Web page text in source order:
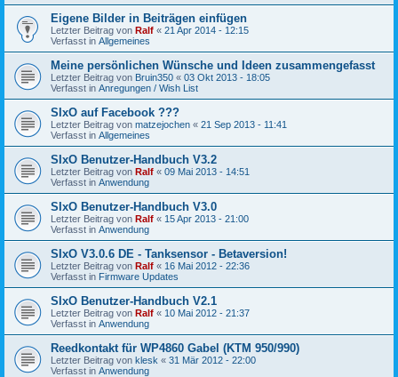
Eigene Bilder in Beiträgen einfügen
Letzter Beitrag von Ralf « 21 Apr 2014 - 12:15
Verfasst in Allgemeines
Meine persönlichen Wünsche und Ideen zusammengefasst
Letzter Beitrag von Bruin350 « 03 Okt 2013 - 18:05
Verfasst in Anregungen / Wish List
SIxO auf Facebook ???
Letzter Beitrag von matzejochen « 21 Sep 2013 - 11:41
Verfasst in Allgemeines
SIxO Benutzer-Handbuch V3.2
Letzter Beitrag von Ralf « 09 Mai 2013 - 14:51
Verfasst in Anwendung
SIxO Benutzer-Handbuch V3.0
Letzter Beitrag von Ralf « 15 Apr 2013 - 21:00
Verfasst in Anwendung
SIxO V3.0.6 DE - Tanksensor - Betaversion!
Letzter Beitrag von Ralf « 16 Mai 2012 - 22:36
Verfasst in Firmware Updates
SIxO Benutzer-Handbuch V2.1
Letzter Beitrag von Ralf « 10 Mai 2012 - 21:37
Verfasst in Anwendung
Reedkontakt für WP4860 Gabel (KTM 950/990)
Letzter Beitrag von klesk « 31 Mär 2012 - 22:00
Verfasst in Anwendung